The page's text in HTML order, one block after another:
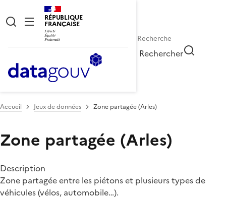
RÉPUBLIQUE
FRANÇAISE
Rechercher
Accueil Jeux de données Zone partagée (Arles)
Zone partagée (Arles)
Description
Zone partagée entre les piétons et plusieurs types de
véhicules (vélos, automobile…).